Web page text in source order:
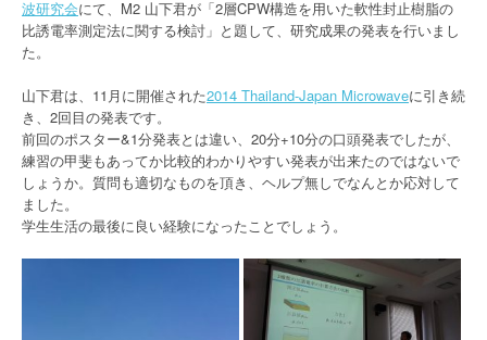
波研究会にて、M2 山下君が「2層CPW構造を用いた軟性封止樹脂の
比誘電率測定法に関する検討」と題して、研究成果の発表を行いまし
た。
山下君は、11月に開催された2014 Thailand-Japan Microwaveに引き続
き、2回目の発表です。
前回のポスター&1分発表とは違い、20分+10分の口頭発表でしたが、
練習の甲斐もあってか比較的わかりやすい発表が出来たのではないで
しょうか。質問も適切なものを頂き、ヘルプ無しでなんとか応対して
ました。
学生生活の最後に良い経験になったことでしょう。